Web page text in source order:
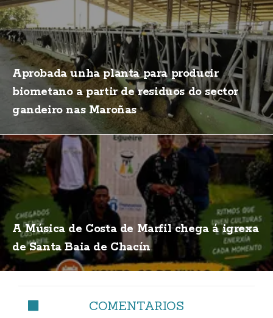
Aprobada unha planta para producir
biometano a partir de residuos do sector
gandeiro nas Maroñas
A Música de Costa de Marfil chega á igrexa
de Santa Baia de Chacín
COMENTARIOS